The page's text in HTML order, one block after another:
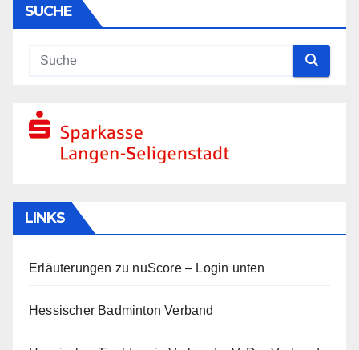
SUCHE
LINKS
Erläuterungen zu nuScore– Login unten
Hessischer Badminton Verband